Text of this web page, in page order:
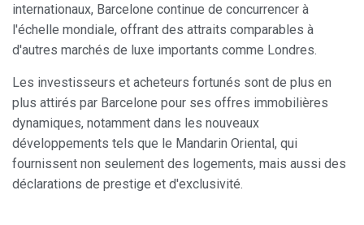
internationaux, Barcelone continue de concurrencer à
l'échelle mondiale, offrant des attraits comparables à
d'autres marchés de luxe importants comme Londres.
Les investisseurs et acheteurs fortunés sont de plus en
plus attirés par Barcelone pour ses offres immobilières
dynamiques, notamment dans les nouveaux
développements tels que le Mandarin Oriental, qui
fournissent non seulement des logements, mais aussi des
déclarations de prestige et d'exclusivité.